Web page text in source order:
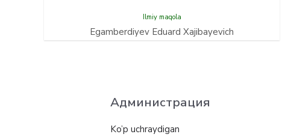
Ilmiy maqola
Egamberdiyev Eduard Xajibayevich
Администрация
Ko’p uchraydigan